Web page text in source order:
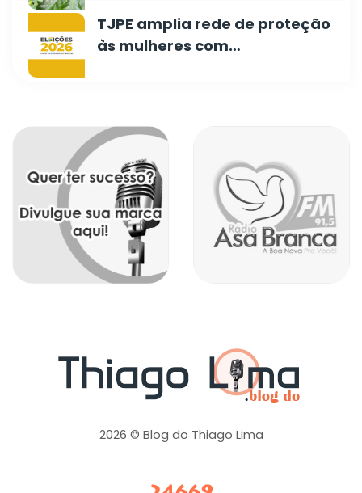
TJPE amplia rede de proteção
às mulheres com…
2026 © Blog do Thiago Lima